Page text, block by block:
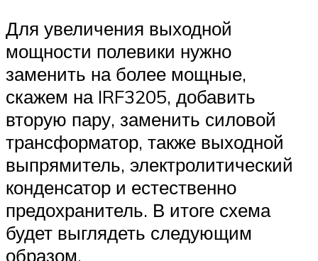
Для увеличения выходной
мощности полевики нужно
заменить на более мощные,
скажем на IRF3205, добавить
вторую пару, заменить силовой
трансформатор, также выходной
выпрямитель, электролитический
конденсатор и естественно
предохранитель. В итоге схема
будет выглядеть следующим
образом.